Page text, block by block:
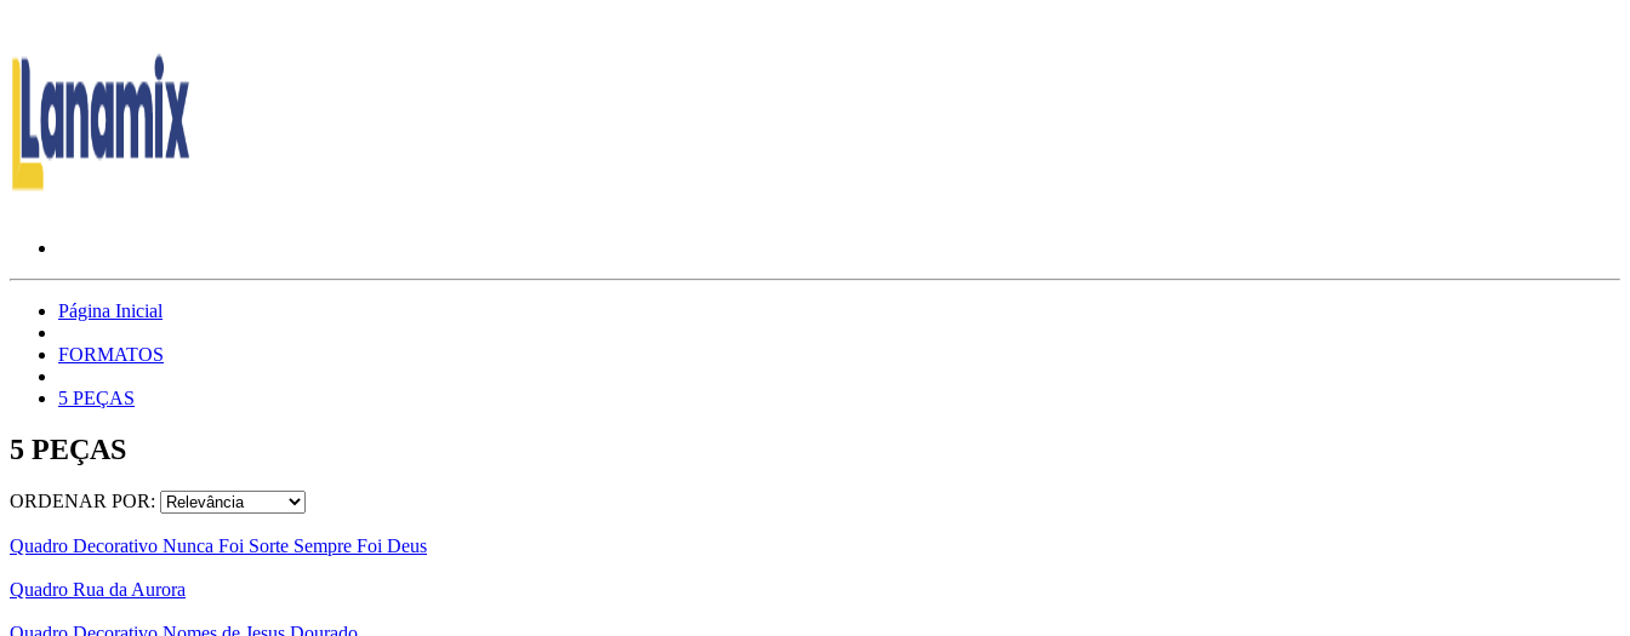
Página Inicial
FORMATOS
5 PEÇAS
5 PEÇAS
ORDENAR POR:
Quadro Decorativo Nunca Foi Sorte Sempre Foi Deus
Quadro Rua da Aurora